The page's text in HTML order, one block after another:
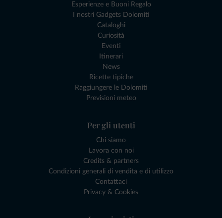
Esperienze e Buoni Regalo
I nostri Gadgets Dolomiti
Cataloghi
Curiosità
Eventi
Itinerari
News
Ricette tipiche
Raggiungere le Dolomiti
Previsioni meteo
Per gli utenti
Chi siamo
Lavora con noi
Credits & partners
Condizioni generali di vendita e di utilizzo
Contattaci
Privacy & Cookies